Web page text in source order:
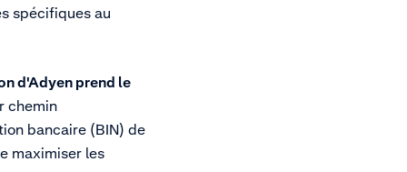
spécifiques au
d'Adyen prend le
chemin
bancaire (BIN) de
maximiser les